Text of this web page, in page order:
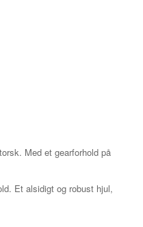
Med et gearforhold på
Et alsidigt og robust hjul,